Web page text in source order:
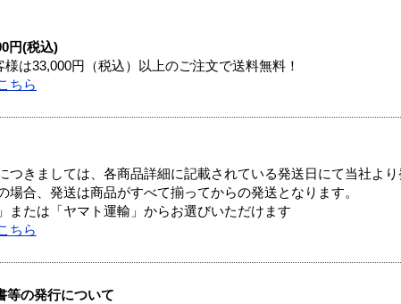
円(税込)
は33,000円（税込）以上のご注文で送料無料！
ちら
つきましては、各商品詳細に記載されている発送日にて当社より
場合、発送は商品がすべて揃ってからの発送となります。
または「ヤマト運輸」からお選びいただけます
ちら
等の発行について